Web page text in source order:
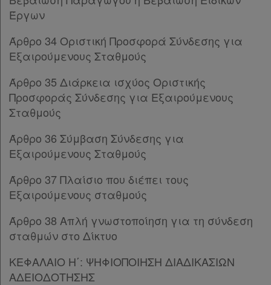
Χρήσιμα
Assistant
Νομολογία
Kodiko
Forum
Αναζήτηση
Κ.Α.Δ.
Διακρατικές
Συμφωνίες
Ελλάδας
Παρ.1
Παρ.4
Παρ.5
Παρ.6
Παρ.7
Παρ.9
Παρ.10
Άρθρο 13
ΚΕΦΑΛΑΙΟ Γ΄ [-]
Άρθρο 14 [-]
Παρ.1
Παρ.2
Παρ.3
Παρ.4
Έργων
Άρθρο 34 Οριστική Προσφορά Σύνδεσης για
Εξαιρούμενους Σταθμούς
Άρθρο 35 Διάρκεια ισχύος Οριστικής
Προσφοράς Σύνδεσης για Εξαιρούμενους
Σταθμούς
Άρθρο 36 Σύμβαση Σύνδεσης για
Εξαιρούμενους Σταθμούς
Άρθρο 37 Πλαίσιο που διέπει τους
Εξαιρούμενους σταθμούς
Άρθρο 38 Απλή γνωστοποίηση για τη σύνδεση
σταθμών στο Δίκτυο
ΚΕΦΑΛΑΙΟ Η΄: ΨΗΦΙΟΠΟΙΗΣΗ ΔΙΑΔΙΚΑΣΙΩΝ
ΑΔΕΙΟΔΟΤΗΣΗΣ